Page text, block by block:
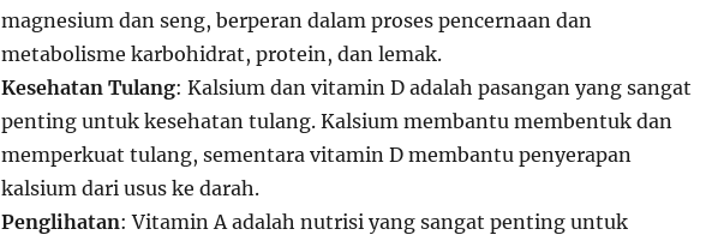
magnesium dan seng, berperan dalam proses pencernaan dan
metabolisme karbohidrat, protein, dan lemak.
Kesehatan Tulang: Kalsium dan vitamin D adalah pasangan yang sangat
penting untuk kesehatan tulang. Kalsium membantu membentuk dan
memperkuat tulang, sementara vitamin D membantu penyerapan
kalsium dari usus ke darah.
Penglihatan: Vitamin A adalah nutrisi yang sangat penting untuk